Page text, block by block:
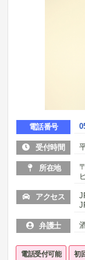
電話番号
受付時間
所在地
アクセス
弁護士
電話受付可能 初